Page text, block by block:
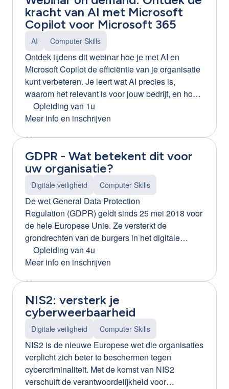
hoe je ChatGPT kan inzetten als jouw digitale
assistent.
kracht van AI met Microsoft
Copilot voor Microsoft 365
AI Computer Skills
Ontdek tijdens dit webinar hoe je met AI en
Microsoft Copilot de efficiëntie van je organisatie
kunt verbeteren. Je leert wat AI precies is,
waarom het relevant is voor jouw bedrijf, en hoe
je Microsoft Copilot kunt inzetten om processen
te optimaliseren. Daarnaast krijg je inzicht in de
implementatie binnen je organisatie.
Opleiding van 1u
Meer info en inschrijven
GDPR - Wat betekent dit voor
uw organisatie?
Digitale veiligheid Computer Skills
De wet General Data Protection
Regulation (GDPR) geldt sinds 25 mei 2018 voor
de hele Europese Unie. Ze versterkt de
grondrechten van de burgers in het digitale
tijdperk maar dit heeft heel wat gevolgen voor
Vlaamse bedrijven. Tijdens deze workshop
werkgever kennen als het gaat om de privacy
van personeel. En na deze opleiding weet u
perfect wat u met persoonsgegevens wel en niet
mag doen. Ook de privacy van uw medewerkers
(denk aan camerabewaking, het gebruik van
sociale media, ...) wordt aan de hand van
concrete cases onder de loep genomen.
Opleiding van 4u
Meer info en inschrijven
NIS2: versterk je
cyberweerbaarheid
Digitale veiligheid Computer Skills
NIS2 is de nieuwe Europese wet die organisaties
verplicht zich beter te beschermen tegen
cybercriminaliteit. Met de komst van NIS2
verschuift de verantwoordelijkheid voor